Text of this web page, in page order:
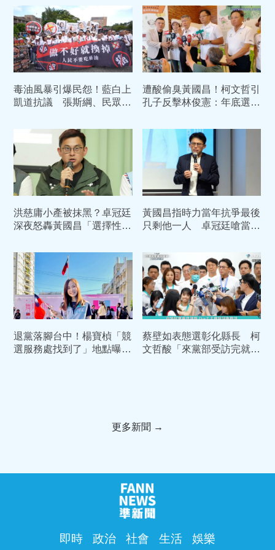
毒油風暴引爆民怨！藍白上
凱道抗議 張斯綱、民眾黨
遭酸偷臭黃國昌！柯文哲引
孔子反擊林俊憲：年底選戰
洪慈庸小產被抹黑？卓冠廷
深夜怒轟黃國昌「選擇性遺
黃國昌指時力當年抗爭最後
只剩他一人 卓冠廷嗆當時
退黨落腳台中！楊寶楨「競
選服務處找到了」地點曝
蔡壁如表態選彰化縣長 柯
文哲酸「來黨部受訪完就
更多新聞 →
即時 政治 社會 生活 娛樂